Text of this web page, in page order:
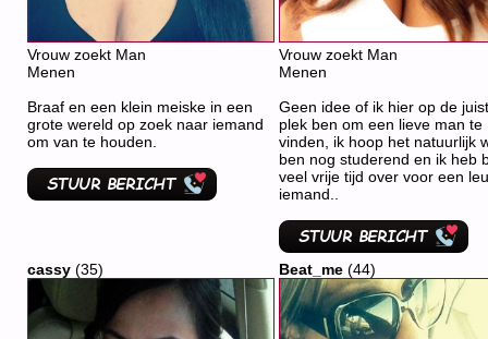
Vrouw zoekt Man
Menen
Braaf en een klein meiske in een
grote wereld op zoek naar iemand
om van te houden.
Vrouw zoekt Man
Menen
Geen idee of ik hier op de
plek ben om een lieve man te
vinden, ik hoop het natuurlijk
ben nog studerend en ik heb
veel vrije tijd over voor een
iemand..
cassy (35) Beat_me (44)